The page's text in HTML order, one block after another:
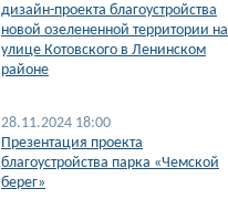
дизайн-проекта благоустройства
новой озелененной территории на
улице Котовского в Ленинском
районе
28.11.2024 18:00
Презентация проекта
благоустройства парка «Чемской
берег»